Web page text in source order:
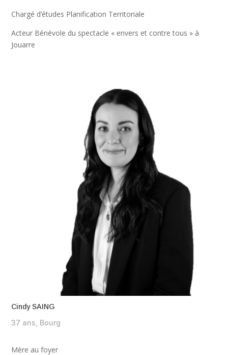
Chargé d’études Planification Territoriale
Acteur Bénévole du spectacle « envers et contre tous » à
Jouarre
Cindy SAING
37 ans, Bourg
Mère au foyer